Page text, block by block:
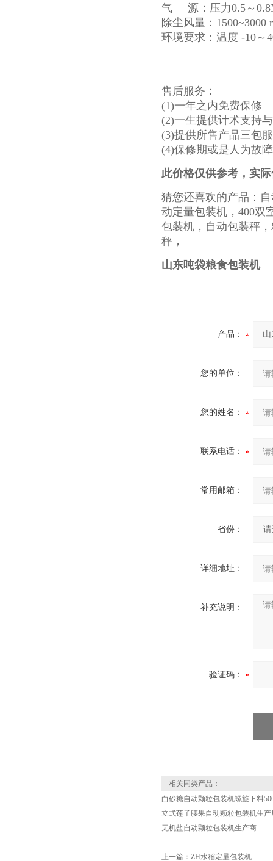
气 源：压力0.5～
除尘风量：1500~3000
环境要求：温度 -10～
售后服务：
(1)一年之内免费保修
(2)一生提供计术支持
(3)提供所售产品三包
(4)保修期或是人为故
此价格仅供参考，实
猜您还喜欢的产品：
动定量包装机，400双
包装机，自动包装秤
秤，
山东吨袋粮食包装机
产品：
您的单位：
您的姓名：
联系电话：
常用邮箱：
省份：
详细地址：
补充说明：
验证码：
相关同类产品：
白砂糖自动颗粒包装机螺旋下料
立式莲子腰果自动颗粒包装机生产
无机盐自动颗粒包装机生产商
上一篇： ZH水稻定量包装机